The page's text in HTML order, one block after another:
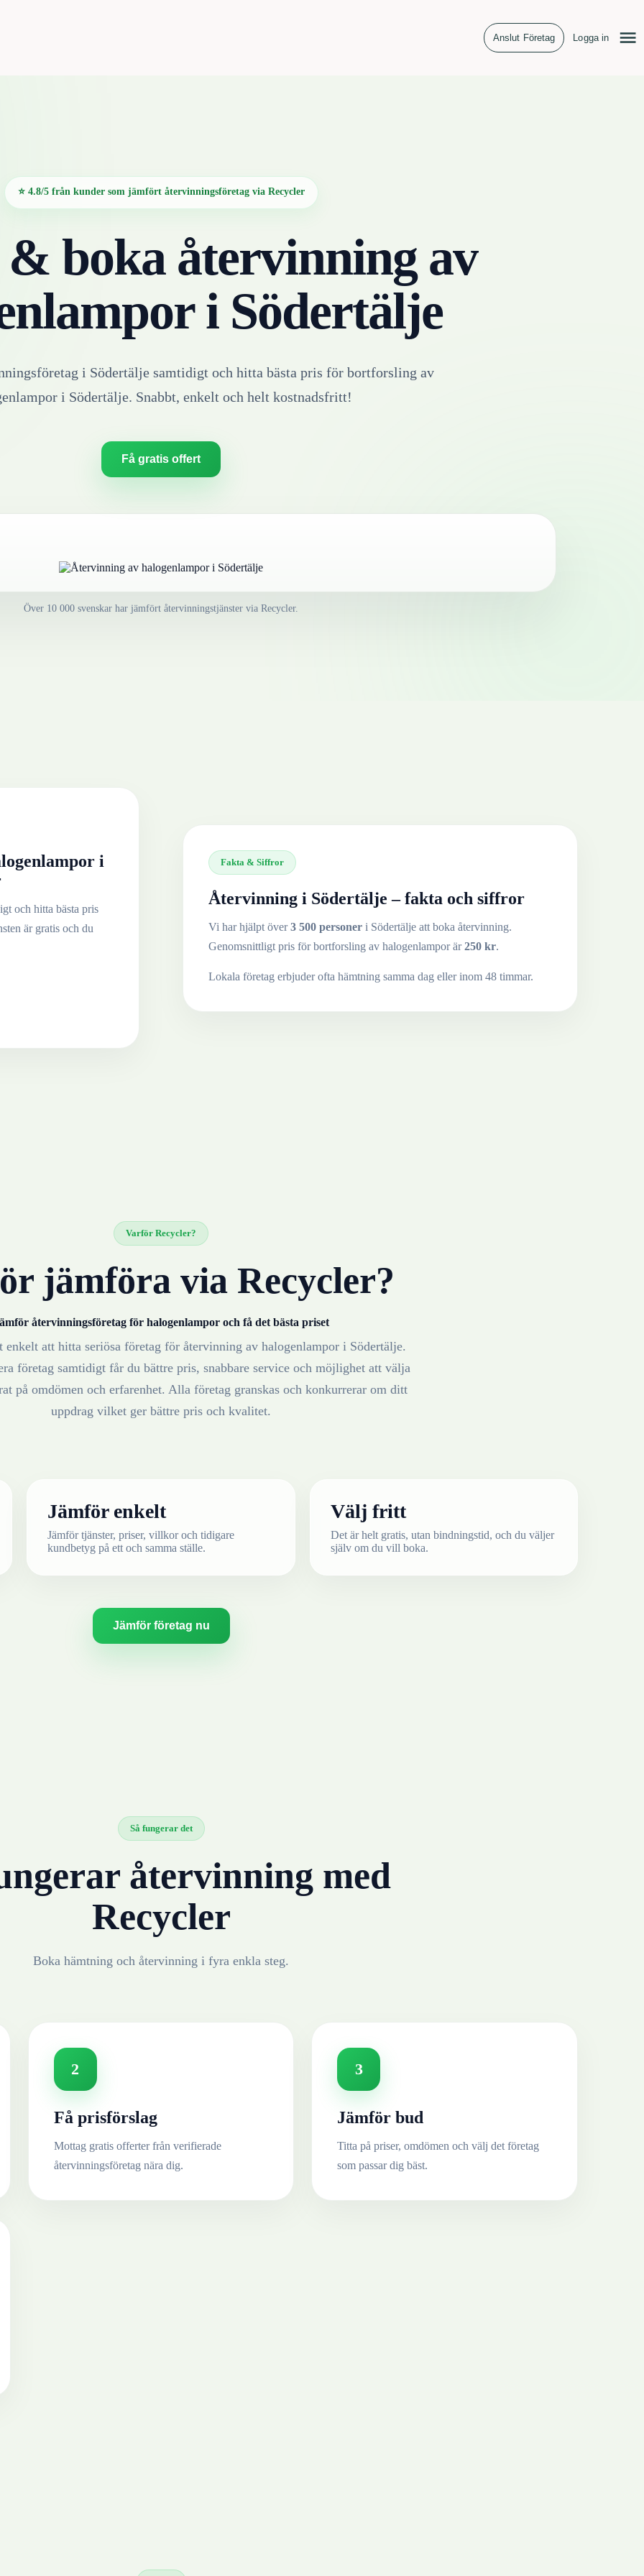
Anslut Företag Logga in
⭐ 4.8/5 från kunder som jämfört återvinningsföretag via Recycler
boka återvinning av
i Södertälje
i Södertäljesamtidigt och hitta bästa pris för bortforsling av
i Södertälje. Snabbt, enkelt och helt kostnadsfritt!
Få gratis offert
Över 10 000 svenskar har jämfört återvinningstjänster via Recycler.
i
och hitta bästa pris
är gratis och du
Fakta & Siffror
Återvinning i Södertälje – fakta och siffror
Vi har hjälpt över3 500 personer i Södertälje att boka återvinning.
Genomsnittligt pris för bortforsling av halogenlamporär250 kr.
Lokala företag erbjuder ofta hämtning samma dag eller inom 48 timmar.
Varför Recycler?
jämföra via Recycler?
återvinningsföretag för halogenlamporoch få det bästa priset
enkelt att hitta seriösa företag för återvinning av halogenlampori Södertälje.
företag samtidigt får du bättre pris, snabbare service och möjlighet att välja
på omdömen och erfarenhet. Alla företag granskas och konkurrerar om ditt
uppdrag vilket ger bättre pris och kvalitet.
Jämför enkelt
Jämför tjänster, priser, villkor och tidigare
kundbetyg på ett och samma ställe.
Välj fritt
Det är helt gratis, utan bindningstid, och du väljer
själv om du vill boka.
Jämför företag nu
Så fungerar det
återvinning med
Recycler
Boka hämtning och återvinning i fyra enkla steg.
2
Få prisförslag
Mottag gratis offerter från verifierade
återvinningsföretag nära dig.
3
Jämför bud
Titta på priser, omdömen och välj det företag
som passar dig bäst.